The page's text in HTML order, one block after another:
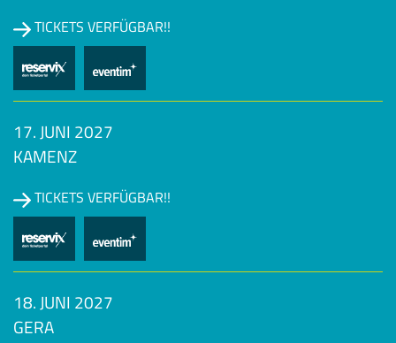
TICKETS VERFÜGBAR!!
17. JUNI 2027
KAMENZ
TICKETS VERFÜGBAR!!
18. JUNI 2027
GERA